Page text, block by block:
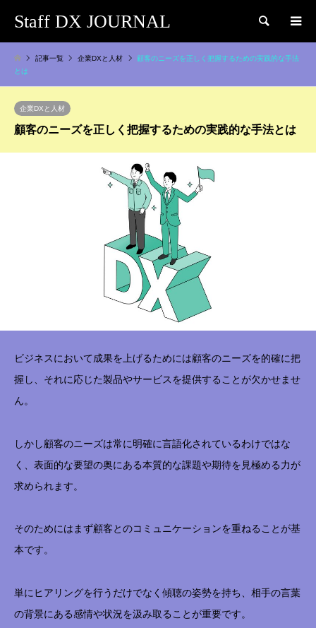
Staff DX JOURNAL 検索
記事一覧 企業DXと人材
顧客のニーズを正しく把握するための実践的な手法
とは
企業DXと人材
顧客のニーズを正しく把握するための実践的な手法とは
ビジネスにおいて成果を上げるためには顧客のニーズを的確に把
握し、それに応じた製品やサービスを提供することが欠かせませ
ん。
しかし顧客のニーズは常に明確に言語化されているわけではな
く、表面的な要望の奥にある本質的な課題や期待を見極める力が
求められます。
そのためにはまず顧客とのコミュニケーションを重ねることが基
本です。
単にヒアリングを行うだけでなく傾聴の姿勢を持ち、相手の言葉
の背景にある感情や状況を汲み取ることが重要です。